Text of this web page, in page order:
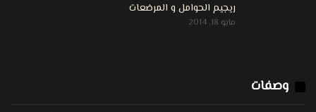
ريجيم الحوامل و المرضعات
مايو 18, 2014
وصفات